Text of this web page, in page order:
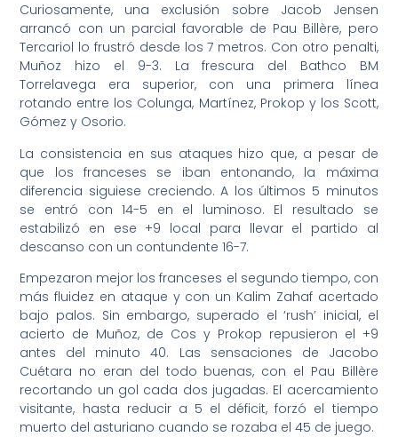
Curiosamente, una exclusión sobre Jacob Jensen
arrancó con un parcial favorable de Pau Billère, pero
Tercariol lo frustró desde los 7 metros. Con otro penalti,
Muñoz hizo el 9-3. La frescura del Bathco BM
Torrelavega era superior, con una primera línea
rotando entre los Colunga, Martínez, Prokop y los Scott,
Gómez y Osorio.
La consistencia en sus ataques hizo que, a pesar de
que los franceses se iban entonando, la máxima
diferencia siguiese creciendo. A los últimos 5 minutos
se entró con 14-5 en el luminoso. El resultado se
estabilizó en ese +9 local para llevar el partido al
descanso con un contundente 16-7.
Empezaron mejor los franceses el segundo tiempo, con
más fluidez en ataque y con un Kalim Zahaf acertado
bajo palos. Sin embargo, superado el ‘rush’ inicial, el
acierto de Muñoz, de Cos y Prokop repusieron el +9
antes del minuto 40. Las sensaciones de Jacobo
Cuétara no eran del todo buenas, con el Pau Billère
recortando un gol cada dos jugadas. El acercamiento
visitante, hasta reducir a 5 el déficit, forzó el tiempo
muerto del asturiano cuando se rozaba el 45 de juego.